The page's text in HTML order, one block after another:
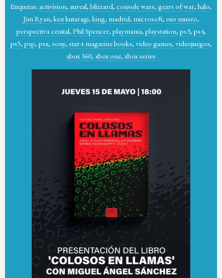
Etiquetas: activision, aureal, blizzard, console wars, gears of war, halo,
Jim Ryan, ken kutaragi, king, madrid, microsoft, oxo museo,
perspectiva cenital, Phil Spencer, playmania, playstation, ps3, ps4,
ps5, psp, psx, sony, star-t magazine books, video games, videojuegos,
xbox 360, xbox one, xbox series